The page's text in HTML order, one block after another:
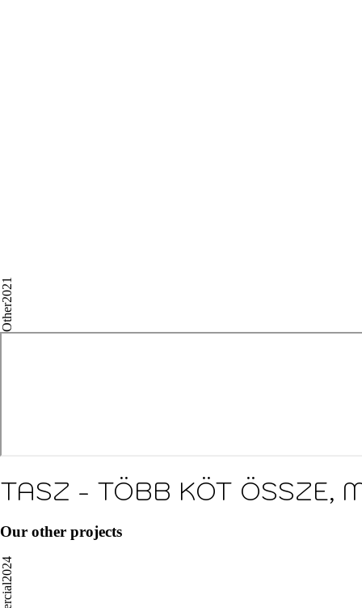
2021
Other
TASZ - TÖBB KÖT ÖSSZE,
Our other projects
2024